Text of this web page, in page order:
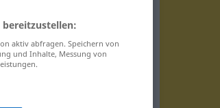
worden
bereitzustellen:
aktiv abfragen. Speichern von
und Inhalte, Messung von